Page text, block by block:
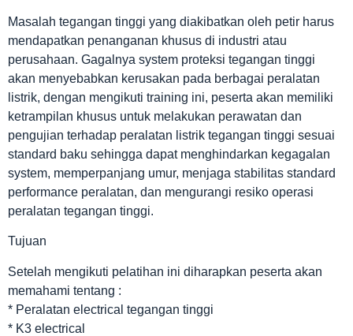
Masalah tegangan tinggi yang diakibatkan oleh petir harus
mendapatkan penanganan khusus di industri atau
perusahaan. Gagalnya system proteksi tegangan tinggi
akan menyebabkan kerusakan pada berbagai peralatan
listrik, dengan mengikuti training ini, peserta akan memiliki
ketrampilan khusus untuk melakukan perawatan dan
pengujian terhadap peralatan listrik tegangan tinggi sesuai
standard baku sehingga dapat menghindarkan kegagalan
system, memperpanjang umur, menjaga stabilitas standard
performance peralatan, dan mengurangi resiko operasi
peralatan tegangan tinggi.
Tujuan
Setelah mengikuti pelatihan ini diharapkan peserta akan
memahami tentang :
* Peralatan electrical tegangan tinggi
* K3 electrical